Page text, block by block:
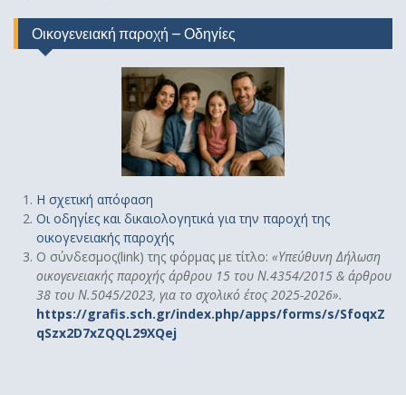
Οικογενειακή παροχή – Οδηγίες
Η σχετική απόφαση
Οι οδηγίες και δικαιολογητικά για την παροχή της
οικογενειακής παροχής
Ο σύνδεσμος(link) της φόρμας με τίτλο: «Υπεύθυνη Δήλωση
οικογενειακής παροχής άρθρου 15 του Ν.4354/2015 & άρθρου
38 του Ν.5045/2023, για το σχολικό έτος 2025-2026».
https://grafis.sch.gr/index.php/apps/forms/s/SfoqxZ
qSzx2D7xZQQL29XQej